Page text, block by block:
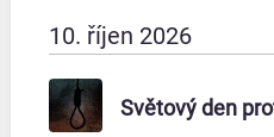
10. říjen 2026
Světový den